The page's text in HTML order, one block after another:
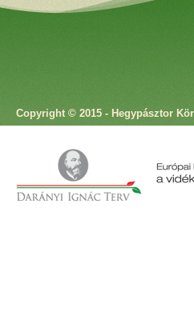
Copyright © 2015 - Hegypásztor